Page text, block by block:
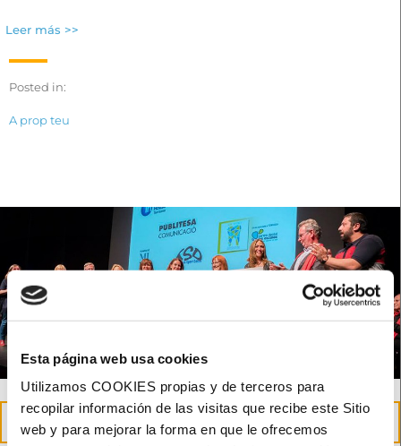
Esta página web usa cookies
Utilizamos COOKIES propias y de terceros para
recopilar información de las visitas que recibe este Sitio
web y para mejorar la forma en que le ofrecemos
Leer más >>
Posted in:
A prop teu
23
maig